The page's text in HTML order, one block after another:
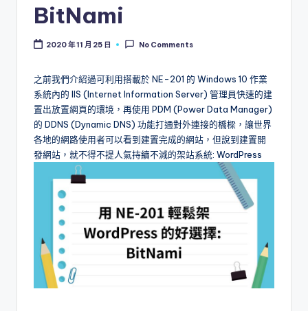
B
o
BitNami
2020 年 11 月 25 日 No Comments
之前我們介紹過可利用搭載於 NE-201 的 Windows 10 作業
系統內的 IIS (Internet Information Server) 管理員快速的建
置出放置網頁的環境，再使用 PDM (Power Data Manager)
的 DDNS (Dynamic DNS) 功能打通對外連接的橋樑，讓世界
各地的網路使用者可以看到建置完成的網站，但說到建置開
發網站，就不得不提人氣持續不減的架站系統: WordPress